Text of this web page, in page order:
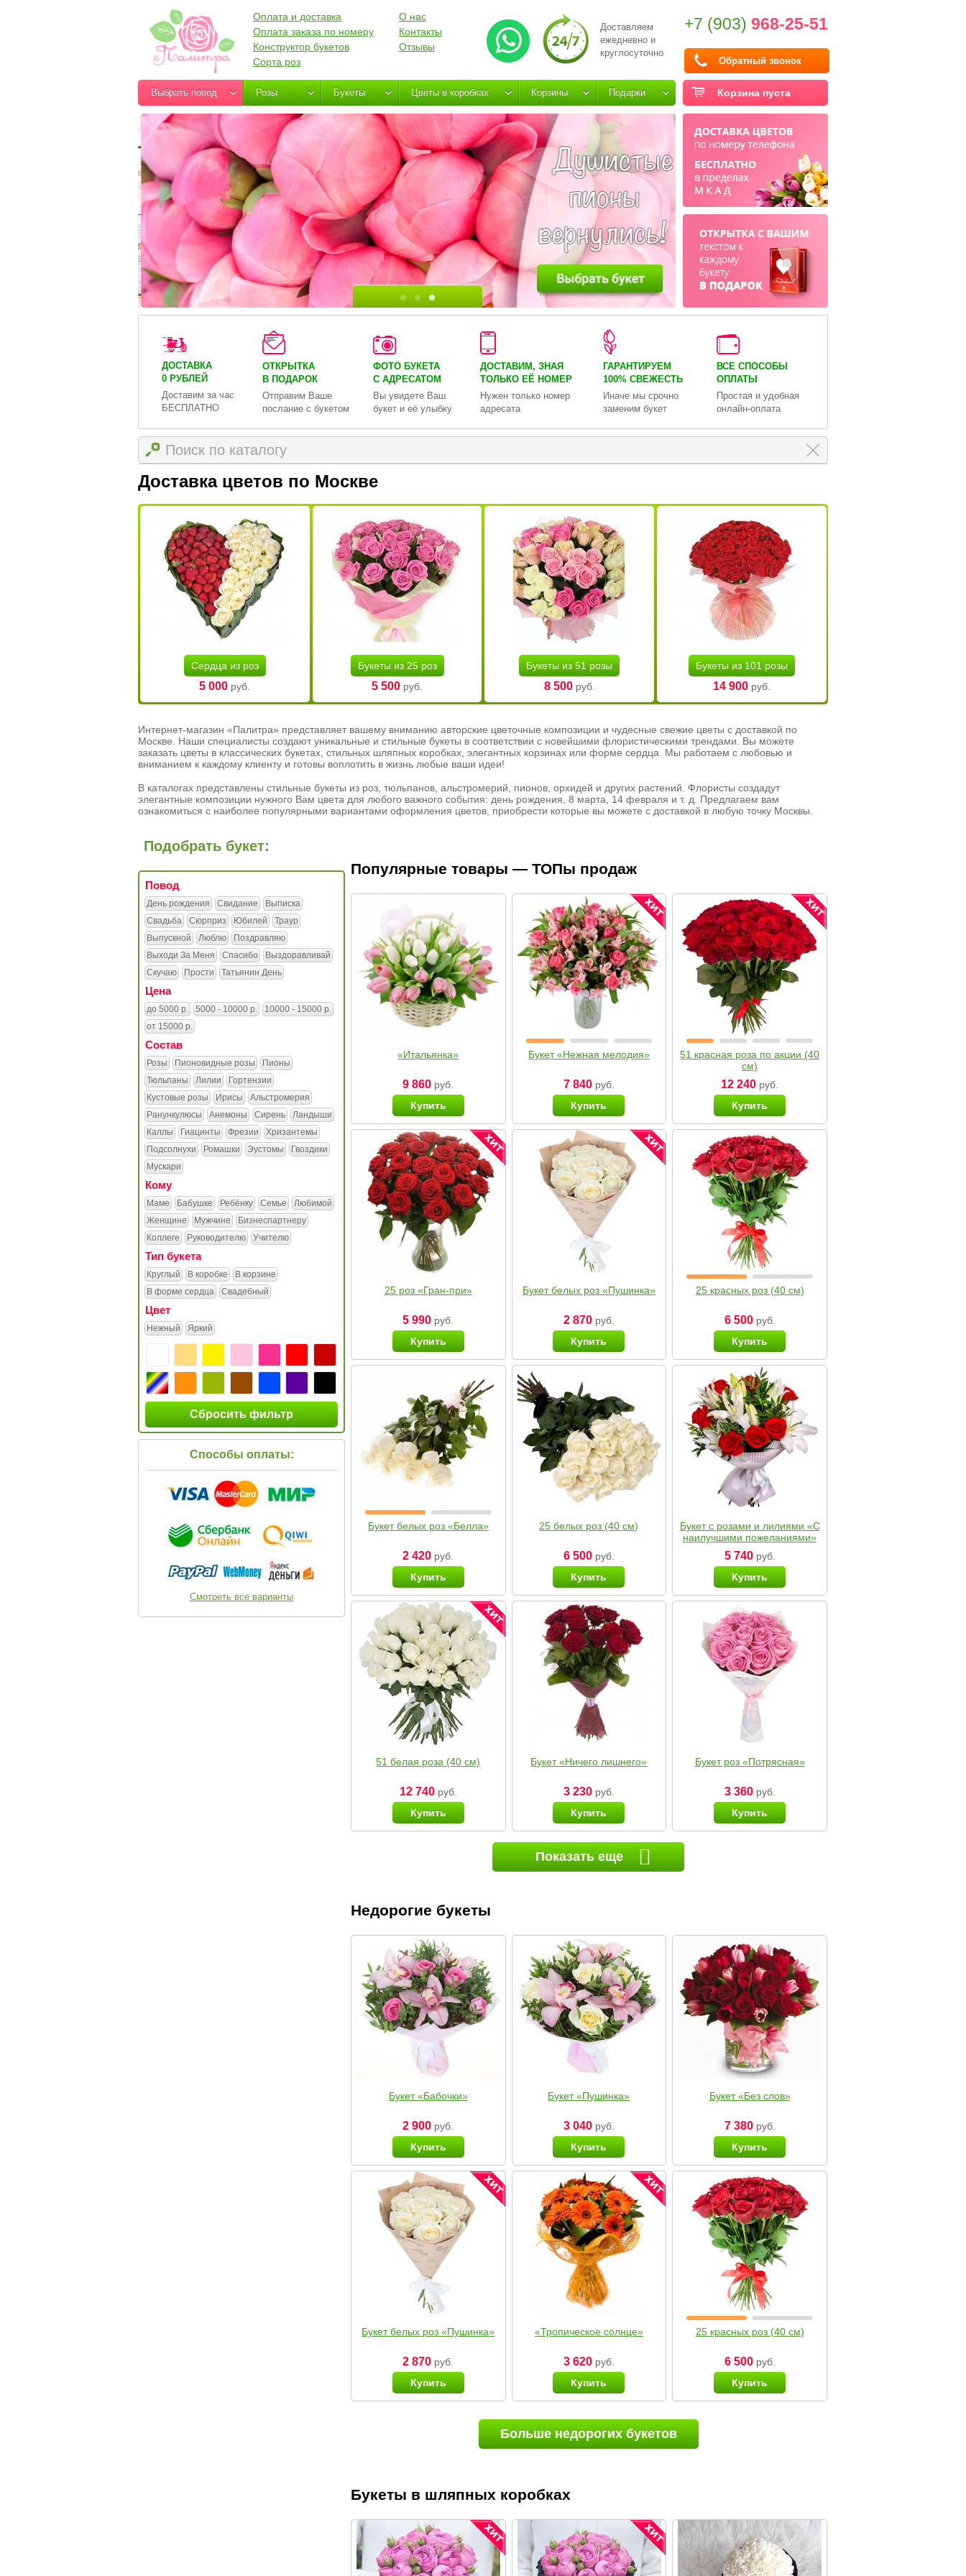
Доставляем
ежедневно и
круглосуточно
+7 (903) 968-25-51
Обратный звонок
Оплата и доставка
Оплата заказа по номеру
Конструктор букетов
Сорта роз
О нас
Контакты
Отзывы
Корзина пуста
Выбрать повод Розы Букеты Цветы в коробках Корзины Подарки
ДОСТАВКА
0 РУБЛЕЙ
Доставим за час
БЕСПЛАТНО
ОТКРЫТКА
В ПОДАРОК
Отправим Ваше
послание с букетом
ФОТО БУКЕТА
С АДРЕСАТОМ
Вы увидете Ваш
букет и её улыбку
ДОСТАВИМ, ЗНАЯ
ТОЛЬКО ЕЁ НОМЕР
Нужен только номер
адресата
ГАРАНТИРУЕМ
100% СВЕЖЕСТЬ
Иначе мы срочно
заменим букет
ВСЕ СПОСОБЫ
ОПЛАТЫ
Простая и удобная
онлайн-оплата
Доставка цветов по Москве
Сердца из роз
5 000 руб.
Букеты из 25 роз
5 500 руб.
Букеты из 51 розы
8 500руб.
Букеты из 101 розы
14 900руб.
Интернет-магазин «Палитра» представляет вашему вниманию авторские цветочные композиции и чудесные свежие цветы с доставкой по
Москве. Наши специалисты создают уникальные и стильные букеты в соответствии с новейшими флористическими трендами. Вы можете
заказать цветы в классических букетах, стильных шляпных коробках, элегантных корзинах или форме сердца. Мы работаем с любовью и
вниманием к каждому клиенту и готовы воплотить в жизнь любые ваши идеи!
В каталогах представлены стильные букеты из роз, тюльпанов, альстромерий, пионов, орхидей и других растений. Флористы создадут
элегантные композиции нужного Вам цвета для любого важного события: день рождения, 8 марта, 14 февраля и т. д. Предлагаем вам
ознакомиться с наиболее популярными вариантами оформления цветов, приобрести которые вы можете с доставкой в любую точку Москвы.
Подобрать букет:
Повод
День рождения Свидание
Выписка
Свадьба
Сюрприз Юбилей
Траур
Выпускной
Люблю
Поздравляю
Выходи За Меня
Спасибо
Выздоравливай
Скучаю
Прости Татьянин День
Цена
до 5000 р. 5000 - 10000 р.
10000 - 15000 р.
от 15000 р.
Состав
Розы Пионовидные розы
Пионы
Тюльпаны
Лилии
Гортензии
Кустовые розы
Ирисы
Альстромерия
Ранункулюсы
Анемоны Сирень
Ландыши
Каллы
Гиацинты Фрезии
Хризантемы
Подсолнухи
Ромашки Эустомы
Гвоздики
Мускари
Кому
Маме Бабушке Ребёнку Семье
Любимой
Женщине
Мужчине
Бизнеспартнеру
Коллеге
Руководителю Учителю
Тип букета
Круглый В коробке
В корзине
В форме сердца
Свадебный
Цвет
Нежный Яркий
Сбросить фильтр
Способы оплаты:
Смотреть все варианты
Популярные товары — ТОПы продаж
«Итальянка»
9 860 руб.
Купить
Букет «Нежная мелодия»
7 840руб.
Купить
51 красная роза по акции (40
см)
12 240 руб.
Купить
25 роз «Гран-при»
5 990 руб.
Купить
Букет белых роз «Пушинка»
2 870руб.
Купить
25 красных роз (40 см)
6 500руб.
Купить
Букет белых роз «Белла»
2 420 руб.
Купить
25 белых роз (40 см)
6 500руб.
Купить
Букет с розами и лилиями «С
наилучшими пожеланиями»
5 740руб.
Купить
51 белая роза (40 см)
12 740руб.
Купить
Букет «Ничего лишнего»
3 230руб.
Купить
Букет роз «Потрясная»
3 360руб.
Купить
Показать еще
Недорогие букеты
Букет «Бабочки»
2 900 руб.
Купить
Букет «Пушинка»
3 040руб.
Купить
Букет «Без слов»
7 380руб.
Купить
Букет белых роз «Пушинка»
2 870 руб.
Купить
«Тропическое солнце»
3 620руб.
Купить
25 красных роз (40 см)
6 500руб.
Купить
Больше недорогих букетов
Букеты в шляпных коробках